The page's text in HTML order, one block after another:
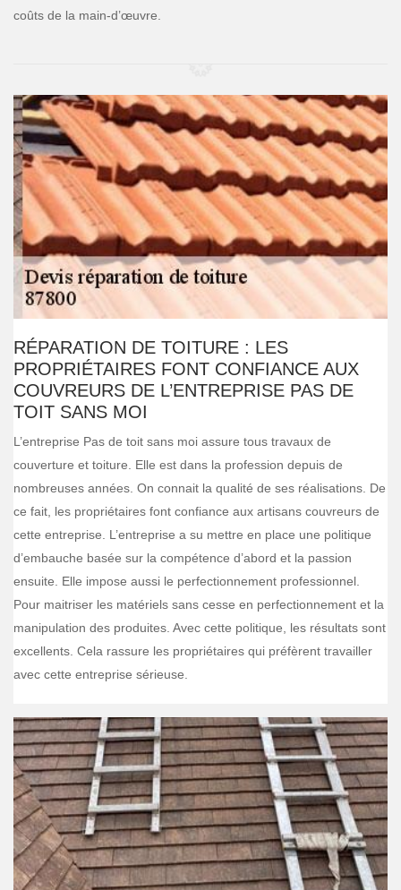
coûts de la main-d’œuvre.
RÉPARATION DE TOITURE : LES
PROPRIÉTAIRES FONT CONFIANCE AUX
COUVREURS DE L’ENTREPRISE PAS DE
TOIT SANS MOI
L’entreprise Pas de toit sans moi assure tous travaux de
couverture et toiture. Elle est dans la profession depuis de
nombreuses années. On connait la qualité de ses réalisations. De
ce fait, les propriétaires font confiance aux artisans couvreurs de
cette entreprise. L’entreprise a su mettre en place une politique
d’embauche basée sur la compétence d’abord et la passion
ensuite. Elle impose aussi le perfectionnement professionnel.
Pour maitriser les matériels sans cesse en perfectionnement et la
manipulation des produites. Avec cette politique, les résultats sont
excellents. Cela rassure les propriétaires qui préfèrent travailler
avec cette entreprise sérieuse.